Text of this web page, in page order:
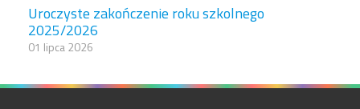
Uroczyste zakończenie roku szkolnego
2025/2026
01 lipca 2026